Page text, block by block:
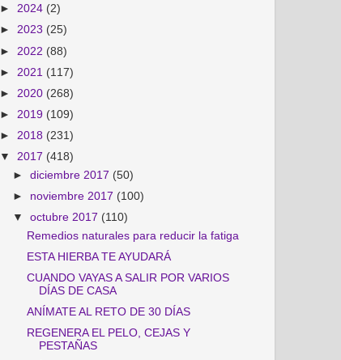
► 2024 (2)
► 2023 (25)
► 2022 (88)
► 2021 (117)
► 2020 (268)
► 2019 (109)
► 2018 (231)
▼ 2017 (418)
►diciembre 2017 (50)
► noviembre 2017 (100)
▼octubre 2017 (110)
Remedios naturales para reducir la fatiga
ESTA HIERBA TE AYUDARÁ
CUANDO VAYAS A SALIR POR VARIOS
DÍAS DE CASA
ANÍMATE AL RETO DE 30 DÍAS
REGENERA EL PELO, CEJAS Y
PESTAÑAS